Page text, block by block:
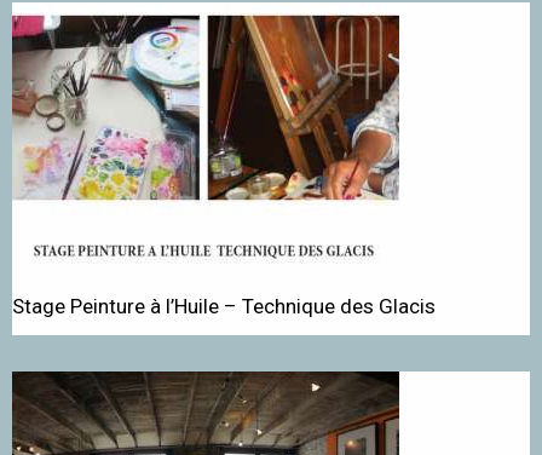
Stage Peinture à l’Huile – Technique des Glacis